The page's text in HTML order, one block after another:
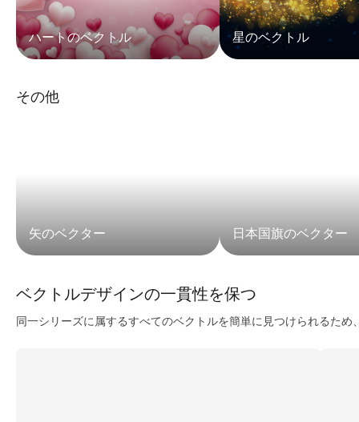
ハートのベクトル 星のベクトル
その他
矢のベクター 日本国旗のベクター
ベクトルデザインの一貫性を保つ
同一シリーズに属するすべてのベクトルを簡単に見つけられるた